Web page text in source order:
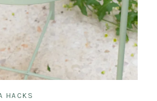
HACKS